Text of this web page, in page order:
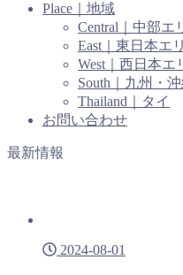
Place｜地域
Central｜中部エ
East｜東日本エ
West｜西日本エ
South｜九州・
Thailand｜タイ
お問い合わせ
最新情報
2024-08-01